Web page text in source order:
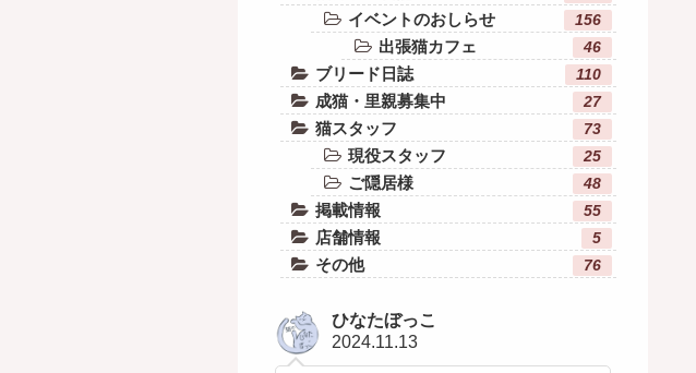
イベントのおしらせ 156
出張猫カフェ 46
ブリード日誌 110
成猫・里親募集中 27
猫スタッフ 73
現役スタッフ 25
ご隠居様 48
掲載情報 55
店舗情報 5
その他 76
ひなたぼっこ
2024.11.13